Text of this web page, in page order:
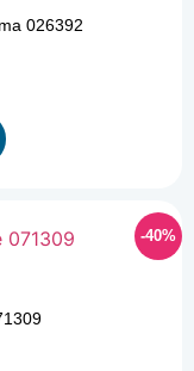
026392
-40%